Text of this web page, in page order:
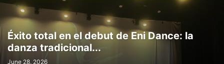
Éxito total en el debut de Eni Dance: la
danza tradicional...
June 28, 2026